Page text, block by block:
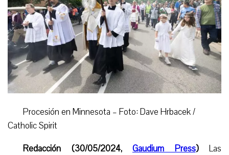
Procesión en Minnesota – Foto: Dave Hrbacek /
Catholic Spirit
Redacción (30/05/2024, Gaudium Press)
Las